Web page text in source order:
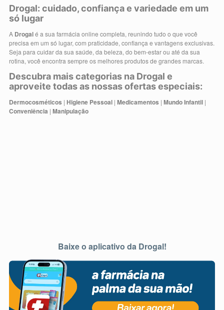
Drogal: cuidado, confiança e variedade em um
só lugar
A Drogalé a sua farmácia online completa, reunindo tudo o que você
precisa em um só lugar, com praticidade, confiança e vantagens exclusivas.
Seja para cuidar da sua saúde, da beleza, do bem-estar ou até da sua
rotina, você encontra sempre os melhores produtos de grandes marcas.
Descubra mais categorias na Drogal e
aproveite todas as nossas ofertas especiais:
Dermocosméticos | Higiene Pessoal| Medicamentos | Mundo Infantil|
Conveniência | Manipulação
Baixe o aplicativo da Drogal!